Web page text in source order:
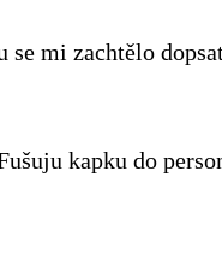
mi zachtělo
kapku do